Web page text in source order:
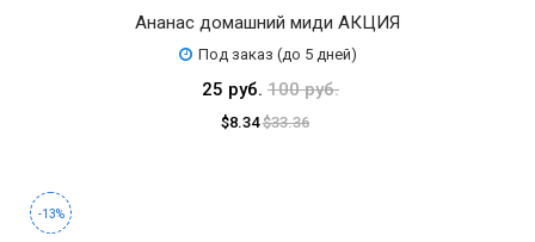
Ананас домашний миди АКЦИЯ
Под заказ (до 5 дней)
25 руб. 100 руб.
$8.34$33.36
-13%